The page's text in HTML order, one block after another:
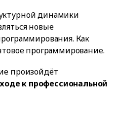
динамики
новые
Как
программирование.
произойдёт
к профессиональной